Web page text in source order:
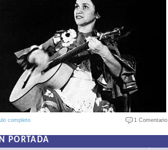
completo 1 Comentario
PORTADA